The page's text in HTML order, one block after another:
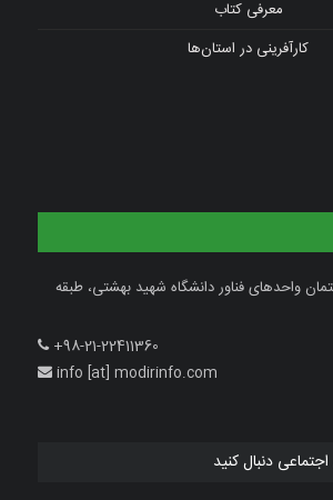
معرفی کتاب
کارآفرینی در استان‌ها
واحدهای فناور دانشگاه شهید بهشتی، طبقه
+98-21-22411360
info [at] modirinfo.com
دنبال کنید